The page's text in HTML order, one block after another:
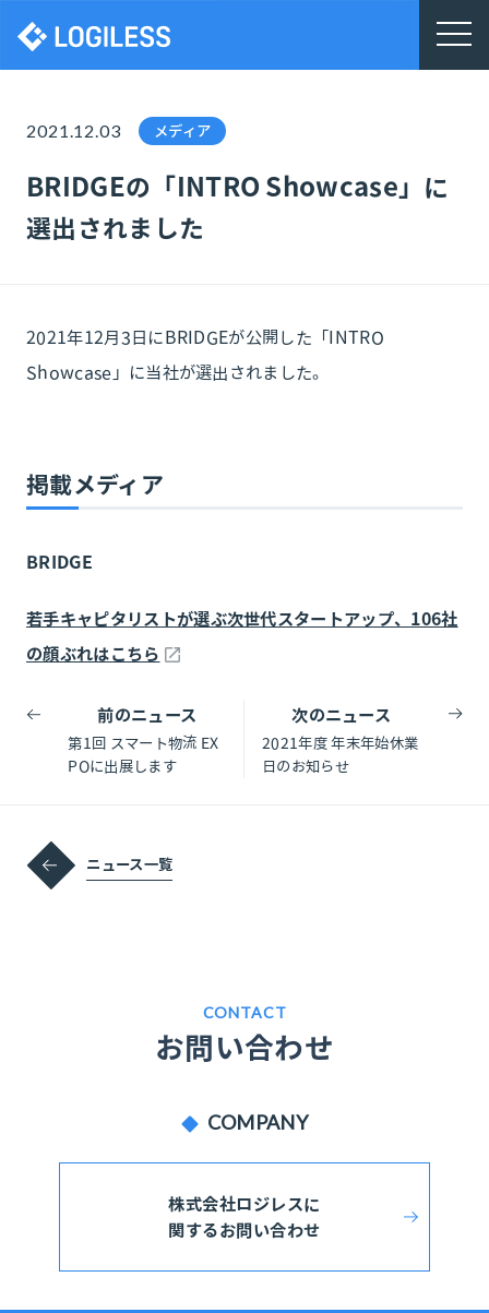
株式会社ロジレス
2021.12.03 メディア
BRIDGEの「INTRO Showcase」に
選出されました
2021年12月3日にBRIDGEが公開した「INTRO
Showcase」に当社が選出されました。
掲載メディア
BRIDGE
若手キャピタリストが選ぶ次世代スタートアップ、106社
の顔ぶれはこちら
前のニュース
第1回 スマート物流 EX
POに出展します
次のニュース
2021年度 年末年始休業
日のお知らせ
ニュース一覧
CONTACT
お問い合わせ
COMPANY
株式会社ロジレスに
関するお問い合わせ